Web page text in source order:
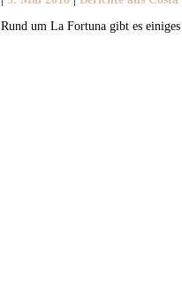
Rund um La Fortuna gibt es